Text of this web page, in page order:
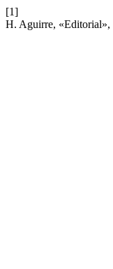
[1]
H. Aguirre, «Editorial»,